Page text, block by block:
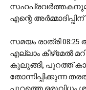
എന്റെ
സമയം രാത്രി
എല്ലാം കീഴ്‌മേല്‍
കുലുങ്ങി, പുറത്ത്
തോന്നിപ്പിക്കുന്ന
പുറത്തെ ഒരുവിധം